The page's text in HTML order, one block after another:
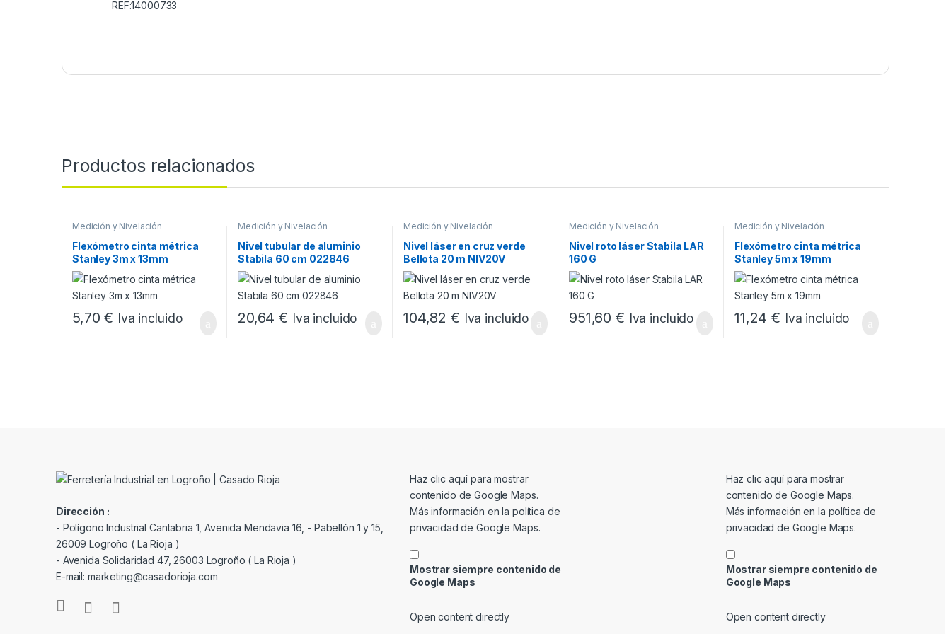
REF:14000733
Productos relacionados
Medición y Nivelación
Flexómetro cinta métrica
Stanley 3m x 13mm
5,70€ Iva incluido
Medición y Nivelación
Nivel tubular de aluminio
Stabila 60 cm 022846
20,64€ Iva incluido
Medición y Nivelación
Nivel láser en cruz verde
Bellota 20 m NIV20V
104,82€ Iva incluido
Medición y Nivelación
Nivel roto láser Stabila LAR
160 G
951,60€ Iva incluido
Medición y Nivelación
Flexómetro cinta métrica
Stanley 5m x 19mm
11,24€ Iva incluido
Dirección :
- Polígono Industrial Cantabria 1, Avenida Mendavia 16, - Pabellón 1 y 15,
26009 Logroño ( La Rioja )
- Avenida Solidaridad 47, 26003 Logroño ( La Rioja )
E-mail: marketing@casadorioja.com
Mostrar contenido de Google Maps
Haz clic aquí para mostrar
contenido de Google Maps.
Más información en la política de
privacidad de Google Maps.
Mostrar siempre contenido de
Google Maps
Open content directly
Mostrar contenido de Google Maps
Haz clic aquí para mostrar
contenido de Google Maps.
Más información en la política de
privacidad de Google Maps.
Mostrar siempre contenido de
Google Maps
Open content directly